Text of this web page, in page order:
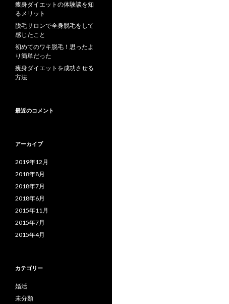
痩身ダイエットの体験談を知
るメリット
脱毛サロンで全身脱毛をして
感じたこと
初めてのワキ脱毛！思ったよ
り簡単だった
痩身ダイエットを成功させる
方法
最近のコメント
アーカイブ
2019年12月
2018年8月
2018年7月
2018年6月
2015年11月
2015年7月
2015年4月
カテゴリー
婚活
未分類